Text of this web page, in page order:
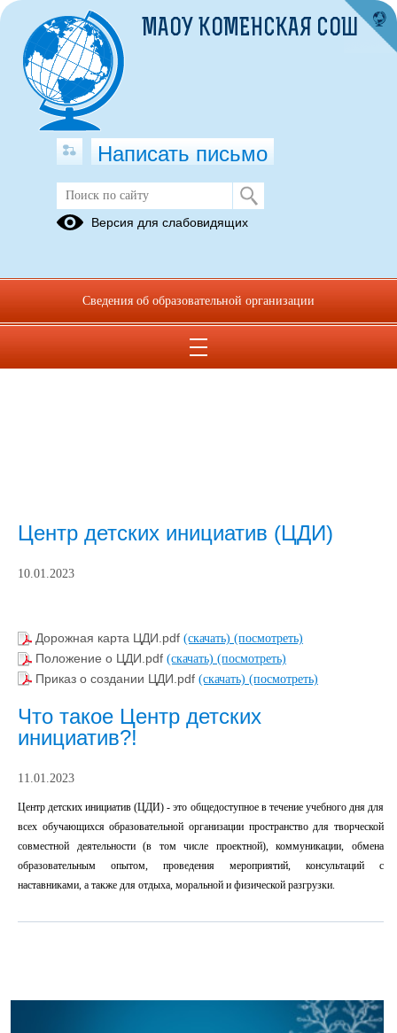
Центр детских инициатив (ЦДИ)
10.01.2023
Дорожная карта ЦДИ.pdf (скачать) (посмотреть)
Положение о ЦДИ.pdf (скачать) (посмотреть)
Приказ о создании ЦДИ.pdf (скачать) (посмотреть)
Что такое Центр детских
инициатив?!
11.01.2023
Центр детских инициатив (ЦДИ) - это общедоступное в течение учебного дня для
всех обучающихся образовательной организации пространство для творческой
совместной деятельности (в том числе проектной), коммуникации, обмена
образовательным опытом, проведения мероприятий, консультаций с
наставниками, а также для отдыха, моральной и физической разгрузки.
МАОУ КОМЕНСКАЯ СОШ
Написать письмо
Версия для слабовидящих
Сведения об образовательной организации